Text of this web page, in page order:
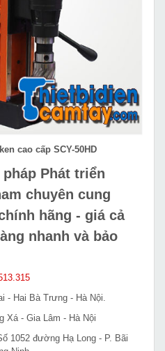
cao cấp SCY-50HD
Phát triển
chuyên cung
hãng - giá cả
nhanh và bảo
- Hai Bà Trưng - Hà Nội.
Xá - Gia Lâm - Hà Nội
1052 đường Hạ Long - P. Bãi